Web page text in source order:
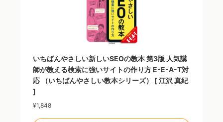
いちばんやさしい新しいSEOの教本 第3版 人気講
師が教える検索に強いサイトの作り方 E-E-A-T対
応 （いちばんやさしい教本シリーズ） [ 江沢 真紀
]
¥1,848